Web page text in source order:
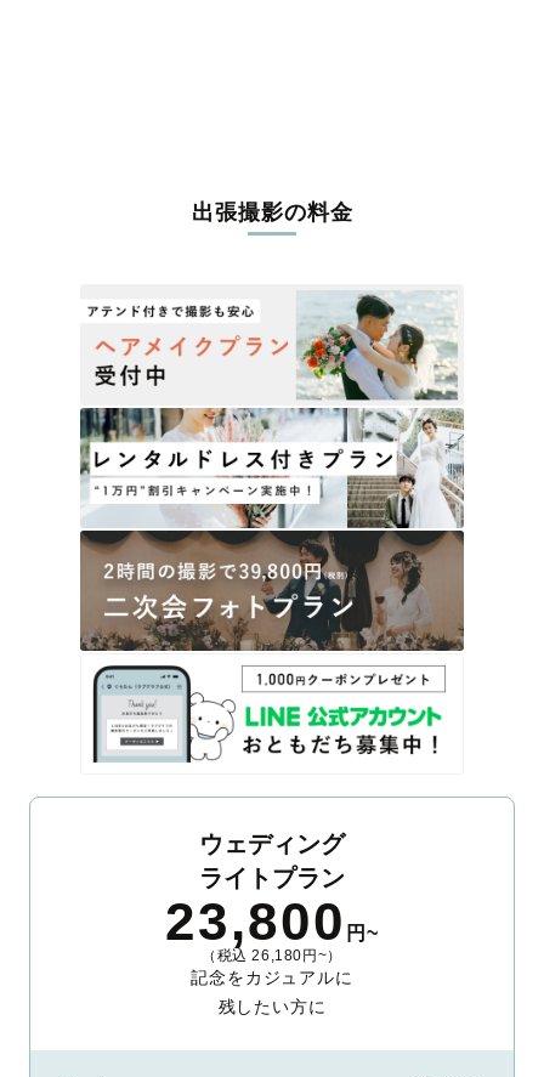
出張撮影の料金
ウェディング
ライトプラン
23,800 円~
（税込 26,180円~）
記念をカジュアルに
残したい方に